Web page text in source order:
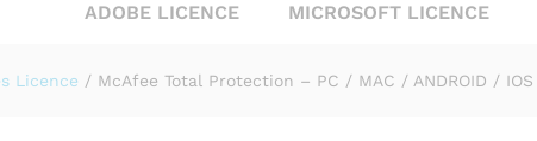
ADOBE LICENCE MICROSOFT LICENCE
Licence / McAfee Total Protection – PC / MAC / ANDROID / IOS